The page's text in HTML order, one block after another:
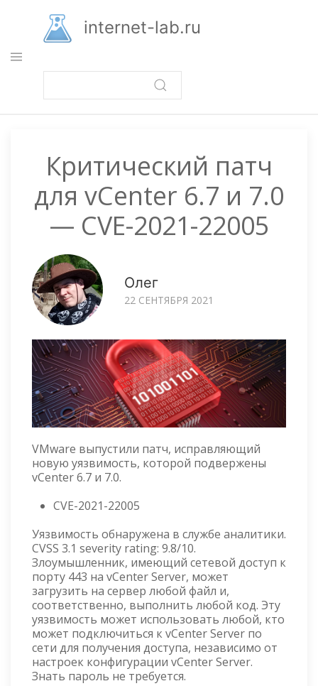
основному
содержанию
internet-lab.ru
Критический патч
для vCenter 6.7 и 7.0
— CVE-2021-22005
Олег
22 СЕНТЯБРЯ 2021
VMware выпустили патч, исправляющий
новую уязвимость, которой подвержены
vCenter 6.7 и 7.0.
CVE-2021-22005
Уязвимость обнаружена в службе аналитики.
CVSS 3.1 severity rating: 9.8/10.
Злоумышленник, имеющий сетевой доступ к
порту 443 на vCenter Server, может
загрузить на сервер любой файл и,
соответственно, выполнить любой код. Эту
уязвимость может использовать любой, кто
может подключиться к vCenter Server по
сети для получения доступа, независимо от
настроек конфигурации vCenter Server.
Знать пароль не требуется.